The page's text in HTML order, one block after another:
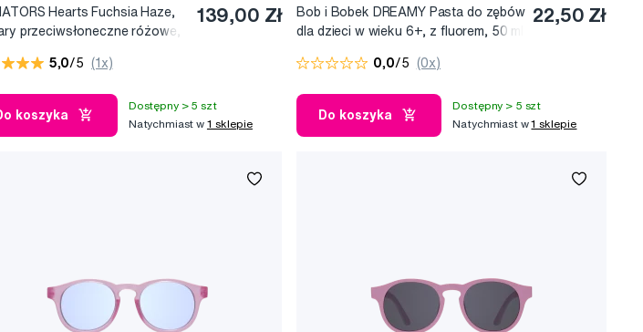
Hearts Fuchsia Haze,
przeciwsłoneczne różowe,
139,00 Zł
5,0/5 (1x)
koszyka
Dostępny > 5 szt
Natychmiast w 1 sklepie
Bob i Bobek DREAMY Pasta do zębów
dla dzieci w wieku 6+, z fluorem, 50 ml
22,50 Zł
0,0/5 (0x)
Do koszyka
Dostępny > 5 szt
Natychmiast w1 sklepie